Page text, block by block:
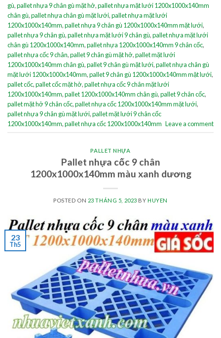
gù,pallet nhựa 9 chân gù mặt hở,pallet nhựa mặt lưới 1200x1000x140mm
chân gù,pallet nhựa chân gù mặt lưới,pallet nhựa mặt lưới
1200x1000x140mm,pallet nhựa 9 chân gù 1200x1000x140mm mặt lưới,
pallet nhựa 9 chân gù,pallet nhựa mặt lưới 9 chân gù,pallet nhựa mặt lưới
chân gù 1200x1000x140mm,pallet nhựa 1200x1000x140mm 9 chân cốc,
pallet nhựa cốc 9 chân,pallet 9 chân gù mặt hở,pallet mặt lưới
1200x1000x140mm chân gù,pallet 9 chân gù mặt lưới,pallet nhựa chân gù
mặt lưới 1200x1000x140mm,pallet 9 chân gù 1200x1000x140mm mặt lưới,
pallet cốc,pallet cốc mặt hở,pallet nhựa cốc 9 chân mặt lưới
1200x1000x140mm,pallet 1200x1000x140mm chân gù,pallet 9 chân cốc,
pallet mặt hở 9 chân cốc,pallet nhựa cốc 1200x1000x140mm mặt lưới,
pallet nhựa 9 chân gù mặt lưới,pallet mặt lưới 9 chân cốc
1200x1000x140mm,pallet nhựa cốc 1200x1000x140mm Leave a comment
PALLET NHỰA
Pallet nhựa cốc 9 chân
1200x1000x140mm màu xanh dương
POSTED ON 23 THÁNG 5, 2023 BY HUYEN
23
Th5